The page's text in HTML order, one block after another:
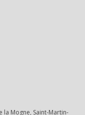
la Mogne, Saint-Martin-